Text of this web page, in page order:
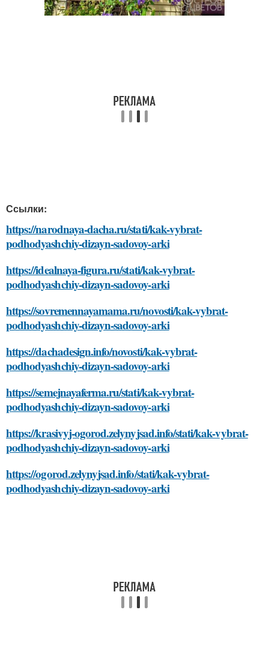
Ссылки:
https://narodnaya-dacha.ru/stati/kak-vybrat-
podhodyashchiy-dizayn-sadovoy-arki
https://idealnaya-figura.ru/stati/kak-vybrat-
podhodyashchiy-dizayn-sadovoy-arki
https://sovremennayamama.ru/novosti/kak-vybrat-
podhodyashchiy-dizayn-sadovoy-arki
https://dachadesign.info/novosti/kak-vybrat-
podhodyashchiy-dizayn-sadovoy-arki
https://semejnayaferma.ru/stati/kak-vybrat-
podhodyashchiy-dizayn-sadovoy-arki
https://krasivyj-ogorod.zelynyjsad.info/stati/kak-vybrat-
podhodyashchiy-dizayn-sadovoy-arki
https://ogorod.zelynyjsad.info/stati/kak-vybrat-
podhodyashchiy-dizayn-sadovoy-arki